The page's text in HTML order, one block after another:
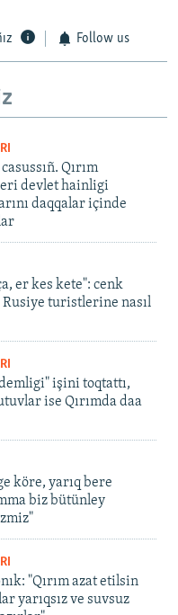
Follow us
Qırım
devlet hainligi
daqqalar içinde
er kes kete": cenk
Rusiye turistlerine nasıl
işini toqtattı,
ise Qırımda daa
köre, yarıq bere
biz bütünley
"Qırım azat etilsin
yarıqsız ve suvsuz